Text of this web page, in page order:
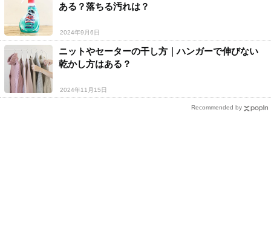
ある？落ちる汚れは？
2024年9月6日
ニットやセーターの干し方｜ハンガーで伸びない
乾かし方はある？
2024年11月15日
Recommended by